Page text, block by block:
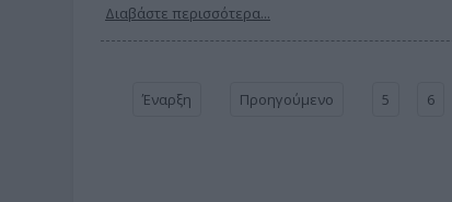
Διαβάστε περισσότερα...
Έναρξη Προηγούμενο 5 6